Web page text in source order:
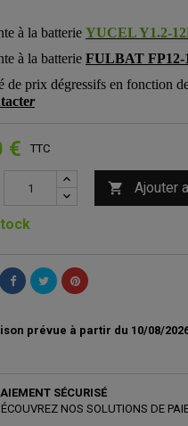
à la batterie YUCEL Y1.2-
à la batterie FULBAT FP12-
de prix dégressifs en fonction
r
€ TTC
 Ajouter
prévue à partir du 10/08/
SÉCURISÉ
NOS SOLUTIONS DE